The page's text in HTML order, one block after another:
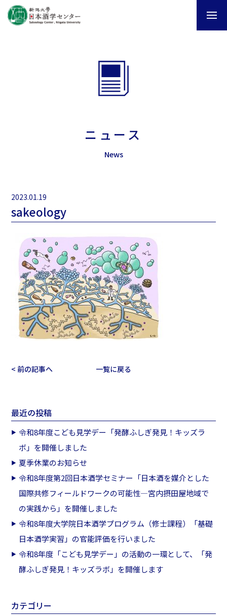
ニュース
News
2023.01.19
sakeology
< 前の記事へ 一覧に戻る
最近の投稿
令和8年度こども見学デー「発酵ふしぎ発見！キッズラ
ボ」を開催しました
夏季休業のお知らせ
令和8年度第2回日本酒学セミナー「日本酒を媒介とした
国際共修フィールドワークの可能性―宮内摂田屋地域で
の実践から」を開催しました
令和8年度大学院日本酒学プログラム（修士課程）「基礎
日本酒学実習」の官能評価を行いました
令和8年度「こども見学デー」の活動の一環として、「発
酵ふしぎ発見！キッズラボ」を開催します
カテゴリー